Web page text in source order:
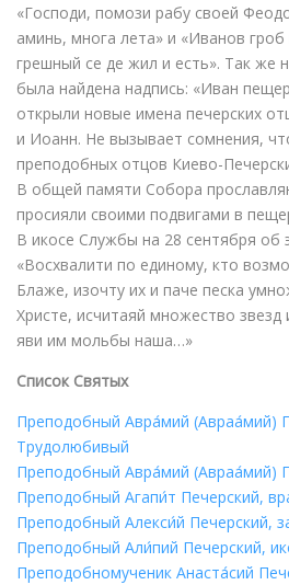
«Господи, помози рабу своей
аминь, многа лета» и «Иванов
грешный се де жил и есть». Так же
была найдена надпись: «Иван
открыли новые имена печерских
и Иоанн. Не вызывает сомнения,
преподобных отцов Киево-
В общей памяти Собора
просияли своими подвигами в
В икосе Службы на 28 сентября об
«Восхвалити по единому, кто
Блаже, изочту их и паче песка
Христе, исчитаяй множество
яви им мольбы наша…»
Список Святых
Преподобный Авра́мий (Авраа́мий)
Трудолюбивый
Преподобный Авра́мий (Авраа́мий)
Преподобный Агапи́т Печерский,
Преподобный Алекси́й Печерский,
Преподобный Али́пий Печерский,
Преподобномученик Анаста́сий